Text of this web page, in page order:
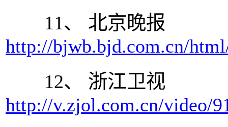
11、 北京晚报
http://bjwb.bjd.com.cn/
12、 浙江卫视
http://v.zjol.com.cn/video/